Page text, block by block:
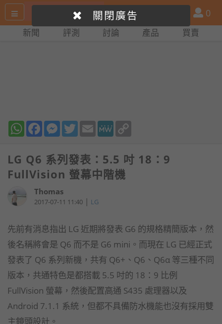
尋
產
品
比
會
員
0
新聞 評測 討論 產品 買賣
WhatsAppFacebookMessenger
TwitterEmail MeWe
LG Q6 系列發表：5.5 吋 18：9
FullVision 螢幕中階機
Thomas
2017-07-11 11:40 | LG
先前有消息指出 LG 近期將發表 G6 的規格精簡版本，然
後名稱將會是 Q6 而不是 G6 mini。而現在 LG 已經正式
發表了 Q6 系列新機，共有 Q6+、Q6、Q6α 等三種不同
版本，共通特色是都搭載 5.5 吋的 18：9 比例
FullVision 螢幕，然後配置高通 S435 處理器以及
Android 7.1.1 系統，但都不具備防水機能也沒有採用雙
主鏡頭設計。
關閉廣告